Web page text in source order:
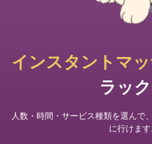
インスタントマ
ラッ
人数・時間・サービス種類を選んで
に行けます